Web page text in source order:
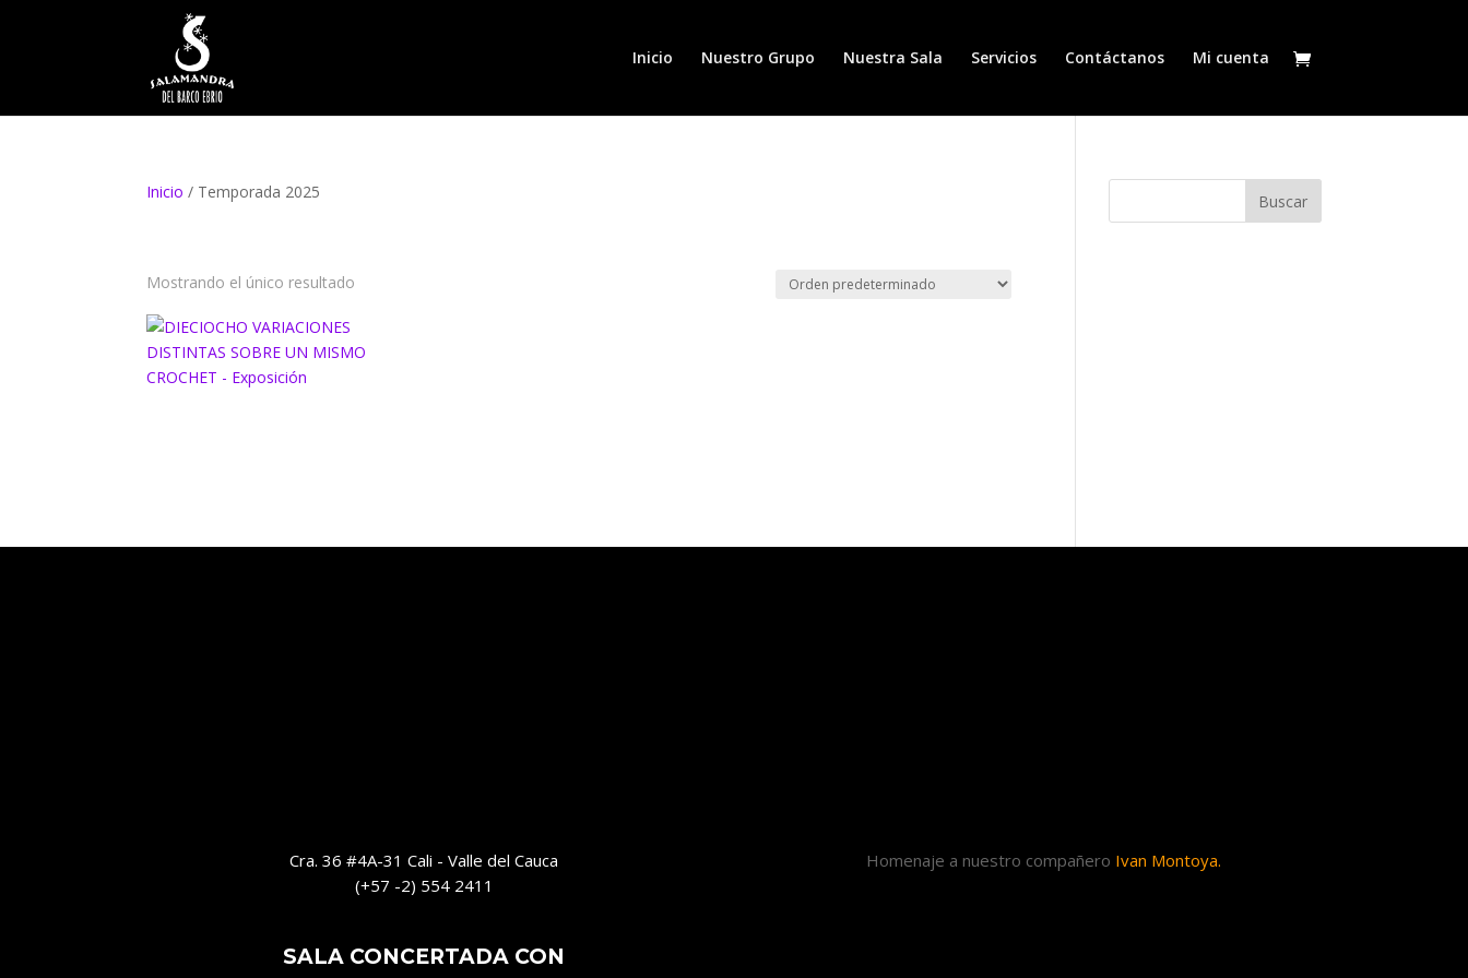
Inicio Nuestro Grupo Nuestra Sala Servicios Contáctanos Mi cuenta
Inicio / Temporada 2025
Mostrando el único resultado
Cra. 36 #4A-31 Cali - Valle del Cauca
(+57 -2) 554 2411
SALA CONCERTADA CON
Homenaje a nuestro compañero Ivan Montoya.